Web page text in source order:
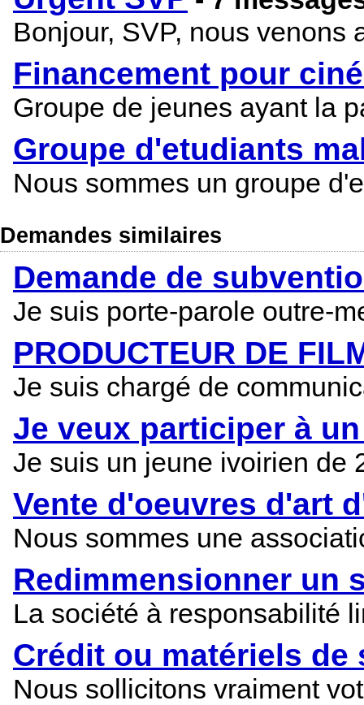
Bonjour, SVP, nous venons
Financement pour
Groupe de jeunes ayant la
Groupe d'etudiants
Nous sommes un groupe
Demandes similaires
Demande de
Je suis porte-parole outre-
PRODUCTEUR DE
Je suis chargé de
Je veux participer à
Je suis un jeune ivoirien de
Vente d'oeuvres d'art
Nous sommes une
Redimmensionner un
La société à responsabilité
Crédit ou matériels de
Nous sollicitons vraiment